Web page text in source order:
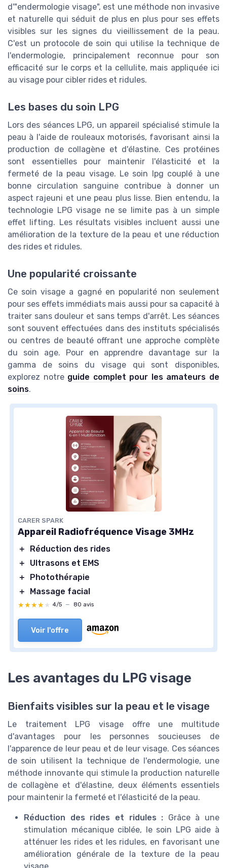
d'"endermologie visage", est une méthode non invasive
et naturelle qui séduit de plus en plus pour ses effets
visibles sur les signes du vieillissement de la peau.
C'est un protocole de soin qui utilise la technique de
l'endermologie, principalement reconnue pour son
efficacité sur le corps et la cellulite, mais appliquée ici
au visage pour cibler rides et ridules.
Les bases du soin LPG
Lors des séances LPG, un appareil spécialisé stimule la
peau à l'aide de rouleaux motorisés, favorisant ainsi la
production de collagène et d'élastine. Ces protéines
sont essentielles pour maintenir l'élasticité et la
fermeté de la peau visage. Le soin lpg couplé à une
bonne circulation sanguine contribue à donner un
aspect rajeuni et une peau plus lisse. Bien entendu, la
technologie LPG visage ne se limite pas à un simple
effet lifting. Les résultats visibles incluent aussi une
amélioration de la texture de la peau et une réduction
des rides et ridules.
Une popularité croissante
Ce soin visage a gagné en popularité non seulement
pour ses effets immédiats mais aussi pour sa capacité à
traiter sans douleur et sans temps d'arrêt. Les séances
sont souvent effectuées dans des instituts spécialisés
ou centres de beauté offrant une approche complète
du soin age. Pour en apprendre davantage sur la
gamma de soins du visage qui sont disponibles,
explorez notre guide complet pour les amateurs de
soins.
CARER SPARK
Appareil Radiofréquence Visage 3MHz
＋
Réduction des rides
＋
Ultrasons et EMS
＋
Photothérapie
＋
Massage facial
★★★★★
★★★★★ 4/5 — 80 avis
Voir l'offre
Les avantages du LPG visage
Bienfaits visibles sur la peau et le visage
Le traitement LPG visage offre une multitude
d'avantages pour les personnes soucieuses de
l'apparence de leur peau et de leur visage. Ces séances
de soin utilisent la technique de l'endermologie, une
méthode innovante qui stimule la production naturelle
de collagène et d'élastine, deux éléments essentiels
pour maintenir la fermeté et l'élasticité de la peau.
Réduction des rides et ridules : Grâce à une
stimulation mécanique ciblée, le soin LPG aide à
atténuer les rides et les ridules, en favorisant une
amélioration générale de la texture de la peau